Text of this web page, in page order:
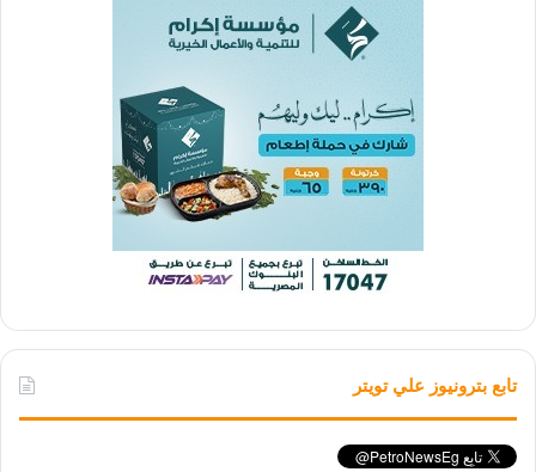
تابع بترونيوز علي تويتر